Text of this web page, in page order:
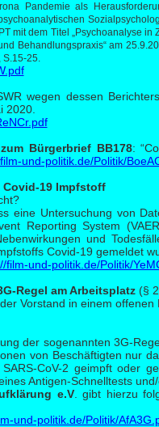
Pandemie als
mit dem Titel „Psychoanalyse in
Behandlungspraxis“ am
S.15-25.
wegen dessen
2020.
Bürgerbrief BB178:
und-politik.de/Politik/
Covid-19 Impfstoff
eine Untersuchung von
Reporting System
und
Covid-19 gemeldet
film-und-politik.de/Politik/
Regel am Arbeitsplatz(§
Vorstand in einem offenen
der sogenannten 3G-
von Beschäftigten nur
CoV-2 geimpft oder
Antigen-Schnelltests
e.V. gibt hierzu
und-politik.de/Politik/